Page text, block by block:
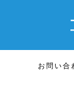
お問い合